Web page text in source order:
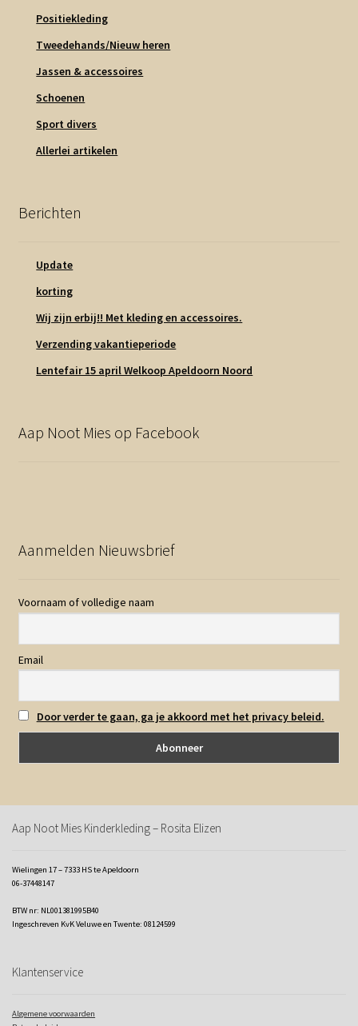
Positiekleding
Tweedehands/Nieuw heren
Jassen & accessoires
Schoenen
Sport divers
Allerlei artikelen
Berichten
Update
korting
Wij zijn erbij!! Met kleding en accessoires.
Verzending vakantieperiode
Lentefair 15 april Welkoop Apeldoorn Noord
Aap Noot Mies op Facebook
Aanmelden Nieuwsbrief
Voornaam of volledige naam
Email
Door verder te gaan, ga je akkoord met het privacy beleid.
Aap Noot Mies Kinderkleding – Rosita Elizen
Wielingen 17 – 7333 HS te Apeldoorn
06-37448147
BTW nr: NL001381995B40
Ingeschreven KvK Veluwe en Twente: 08124599
Klantenservice
Algemene voorwaarden